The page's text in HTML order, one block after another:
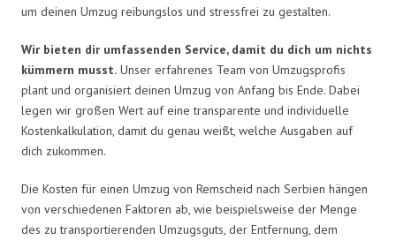
um deinen Umzug reibungslos und stressfrei zu gestalten.
Wir bieten dir umfassenden Service, damit du dich um nichts
kümmern musst. Unser erfahrenes Team von Umzugsprofis
plant und organisiert deinen Umzug von Anfang bis Ende. Dabei
legen wir großen Wert auf eine transparente und individuelle
Kostenkalkulation, damit du genau weißt, welche Ausgaben auf
dich zukommen.
Die Kosten für einen Umzug von Remscheid nach Serbien hängen
von verschiedenen Faktoren ab, wie beispielsweise der Menge
des zu transportierenden Umzugsguts, der Entfernung, dem